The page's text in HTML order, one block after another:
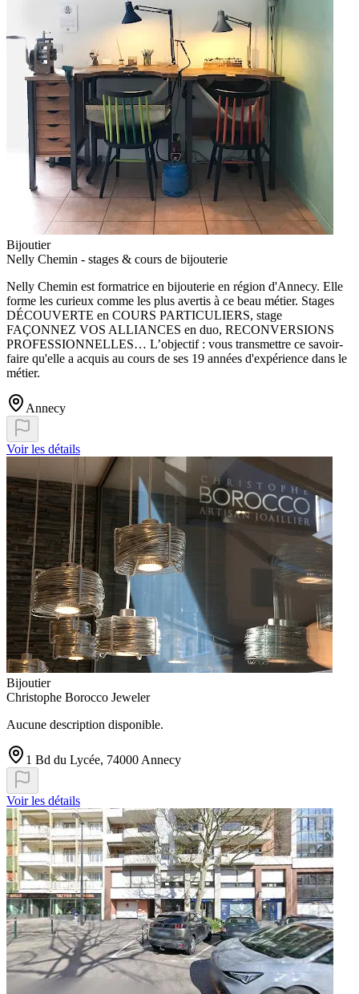
Bijoutier
Nelly Chemin - stages & cours de bijouterie
Nelly Chemin est formatrice en bijouterie en région d'Annecy. Elle
forme les curieux comme les plus avertis à ce beau métier. Stages
DÉCOUVERTE en COURS PARTICULIERS, stage
FAÇONNEZ VOS ALLIANCES en duo, RECONVERSIONS
PROFESSIONNELLES… L’objectif : vous transmettre ce savoir-
faire qu'elle a acquis au cours de ses 19 années d'expérience dans le
métier.
Annecy
Voir les détails
Bijoutier
Christophe Borocco Jeweler
Aucune description disponible.
1 Bd du Lycée, 74000 Annecy
Voir les détails